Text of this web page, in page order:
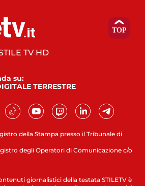
della Stampa presso il Tribunale di
degli Operatori di Comunicazione c/o
TV HD
su:
TERRESTRE
giornalistici della testata STILETV è